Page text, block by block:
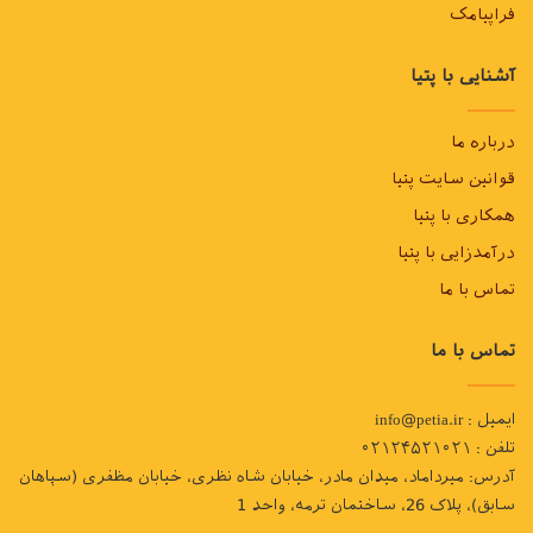
دست و پنجه نرم می‌کنند. با تحقیقات انجام شده به این
و کاهش فعالیت‌های التهابی در درمان آرتریت بسیار مفید
خواهد بود. ماهي سالمون، ماهي ساردين از بهترين منابع
اسيد‌های چرب امگا 3 هستند.
اسید‌های چرب امگا 3 در رژیم خوراک گربه
سطح فسفر در رژیم غذایی گربه باید
فراپیامک
آشنایی با پتیا
درباره ما
قوانین سایت پتیا
همکاری با پتیا
درآمدزایی با پتیا
تماس با ما
تماس با ما
ایمیل : info@petia.ir
تلفن : ۰۲۱۲۴۵۲۱۰۲۱
آدرس: میرداماد، میدان مادر، خیابان شاه نظری، خیابان مظفری (سپاهان
سابق)، پلاک 26، ساختمان ترمه، واحد 1